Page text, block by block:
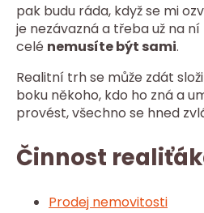
pak budu ráda, když se mi
je nezávazná a třeba už na
celé nemusíte být sami.
Realitní trh se může zdát
boku někoho, kdo ho zná a
provést, všechno se hned
Činnost
Prodej nemovitosti